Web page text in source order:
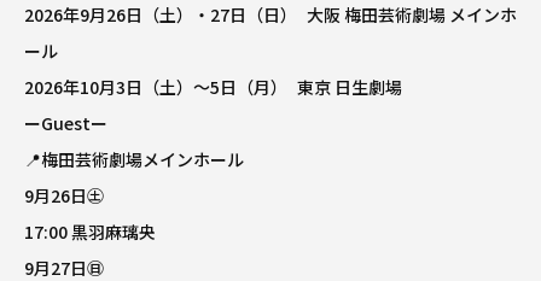
2026年9月26日（土）・27日（日） 大阪 梅田芸術劇場 メインホ
ール
2026年10月3日（土）〜5日（月） 東京 日生劇場
ーGuestー
📍梅田芸術劇場メインホール
9月26日㊏
17:00 黒羽麻璃央
9月27日㊐